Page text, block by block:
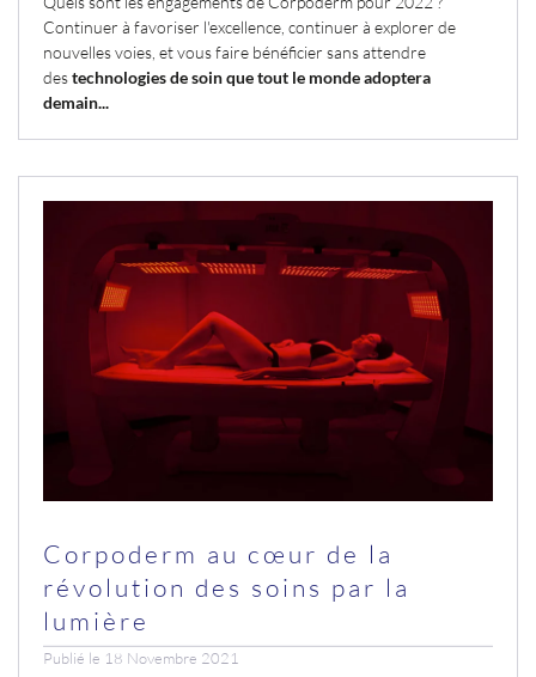
Continuer à favoriser l'excellence, continuer à explorer de
nouvelles voies, et vous faire bénéficier sans attendre
destechnologies de soin que tout le monde adoptera
demain...
Corpoderm au cœur de la
révolution des soins par la
lumière
Publié le 18 Novembre 2021